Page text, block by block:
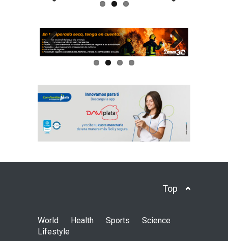
Previous Next
Top
World Health Sports
Science
Lifestyle